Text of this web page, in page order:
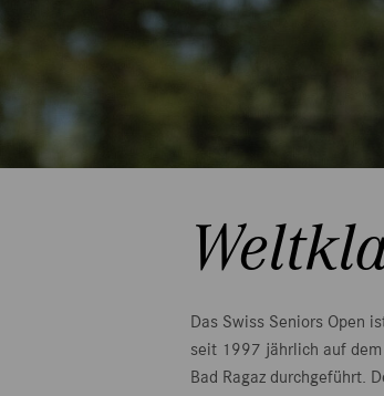
Das Swiss Seniors Open
seit 1997 jährlich auf
Bad Ragaz durchgeführt.